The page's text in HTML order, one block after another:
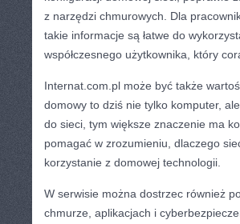
z narzędzi chmurowych. Dla
takie informacje są łatwe do
współczesnego użytkownika, który
Internat.com.pl może być także
domowy to dziś nie tylko komputer,
do sieci, tym większe znaczenie ma
pomagać w zrozumieniu, dlaczego
korzystanie z domowej technologii.
W serwisie można dostrzec również
chmurze, aplikacjach i